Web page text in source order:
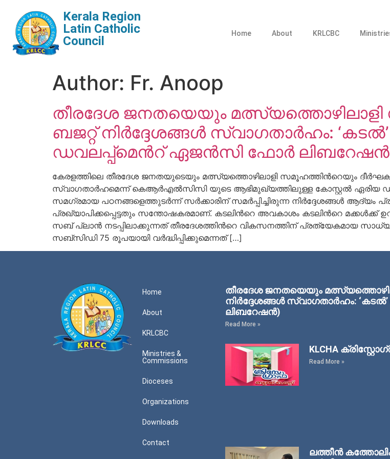
Kerala Region
Latin Catholic
Council
Home About KRLCBC
Author: Fr. Anoop
തീരദേശ ജനതയെയും
ബജറ്റ് നിര്‍ദ്ദേശങ്ങള്‍ സ്വാഗതാര്‍ഹം:
ഡവലപ്പ്മെന്‍റ് ഏജന്‍സി ഫോര്‍
കേരളത്തിലെ തീരദേശ ജനതയുടെയും മത്സ്യത്തൊഴിലാളി സമൂഹത്തിന്‍റെയും
സ്വാഗതാര്‍ഹമെന്ന് കെആര്‍എല്‍സിസി യുടെ ആഭിമുഖ്യത്തിലുള്ള കോസ്റ്റല്‍ ഏരിയ
സമഗ്രമായ പഠനങ്ങളെത്തുടര്‍ന്ന് സര്‍ക്കാരിന് സമര്‍പ്പിച്ചിരുന്ന നിര്‍ദ്ദേശങ്ങള്‍ ആദ്യം
പ്രഖ്യാപിക്കപ്പെട്ടതും സന്തോഷകരമാണ്. കടലിന്‍റെ അവകാശം കടലിന്‍റെ
സബ് പ്ലാന്‍ നടപ്പിലാക്കുന്നത് തീരദേശത്തിന്‍റെ വികസനത്തിന് പ്രത്യേകമായ
സബ്സിഡി 75 രൂപയായി വര്‍ദ്ധിപ്പിക്കുമെന്നത് […]
Home
About
KRLCBC
Ministries &
Commissions
Dioceses
Organizations
Downloads
Contact
തീരദേശ ജനതയെയും
നിര്‍ദ്ദേശങ്ങള്‍ സ്വാഗതാര്‍ഹം:
ലിബറേഷന്‍)
Read More »
KLCHA
Read More »
ലത്തീൻ